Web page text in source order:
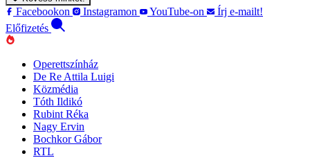
Facebookon Instagramon YouTube-on
Írj e-mailt!
Előfizetés
Operettszínház
De Re Attila Luigi
Közmédia
Tóth Ildikó
Rubint Réka
Nagy Ervin
Bochkor Gábor
RTL